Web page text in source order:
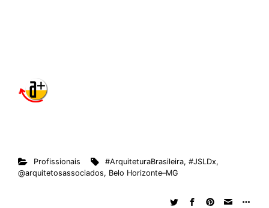
Profissionais #ArquiteturaBrasileira,#JSLDx,
@arquitetosassociados, Belo Horizonte–MG